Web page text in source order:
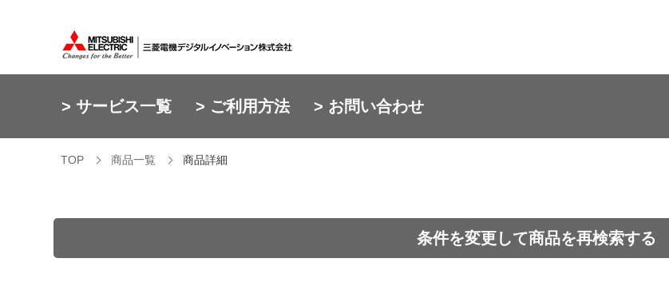
> サービス一覧 > ご利用方法 > お問い合わせ
TOP 商品一覧 商品詳細
条件を変更して商品を再検索する